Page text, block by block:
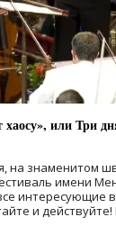
или Три
на знаменитом
имени
интересующие
и